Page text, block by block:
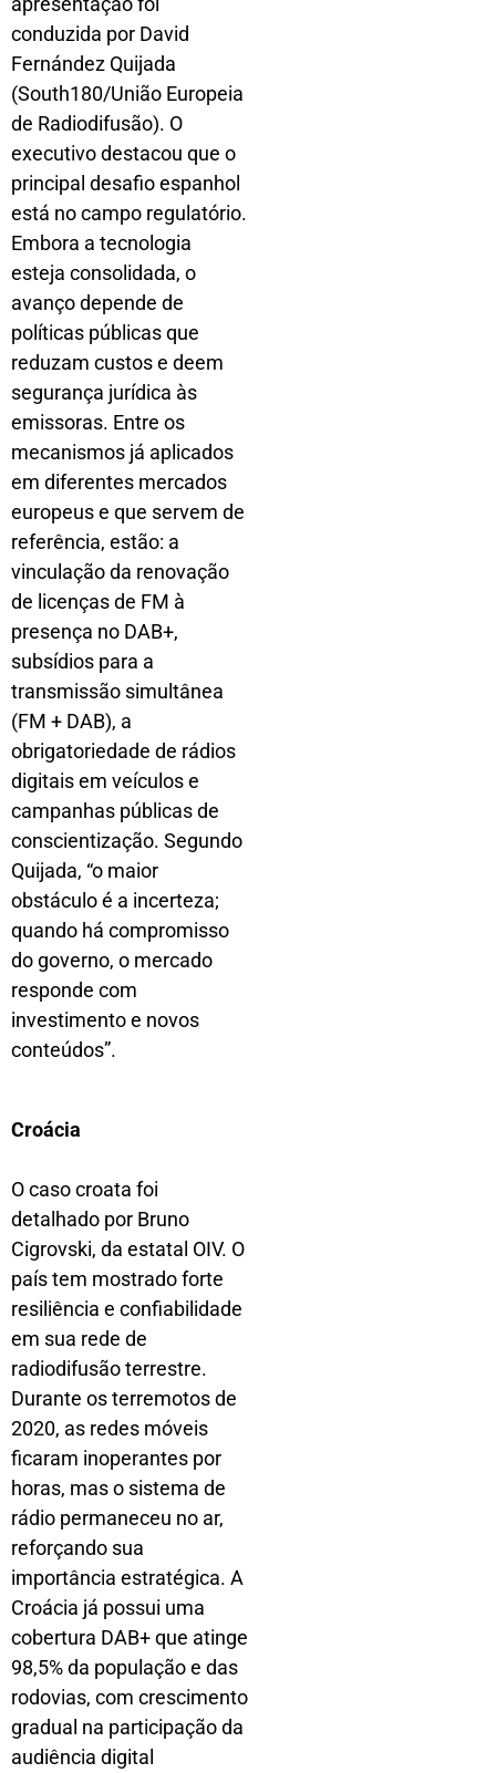
conduzida por David
Fernández Quijada
(South180/União Europeia
de Radiodifusão). O
executivo destacou que o
principal desafio espanhol
está no campo regulatório.
Embora a tecnologia
esteja consolidada, o
avanço depende de
políticas públicas que
reduzam custos e deem
segurança jurídica às
emissoras. Entre os
mecanismos já aplicados
em diferentes mercados
europeus e que servem de
referência, estão: a
vinculação da renovação
de licenças de FM à
presença no DAB+,
subsídios para a
transmissão simultânea
(FM + DAB), a
obrigatoriedade de rádios
digitais em veículos e
campanhas públicas de
conscientização. Segundo
Quijada, “o maior
obstáculo é a incerteza;
quando há compromisso
do governo, o mercado
responde com
investimento e novos
conteúdos”.
Croácia
O caso croata foi
detalhado por Bruno
Cigrovski, da estatal OIV. O
país tem mostrado forte
resiliência e confiabilidade
em sua rede de
radiodifusão terrestre.
Durante os terremotos de
2020, as redes móveis
ficaram inoperantes por
horas, mas o sistema de
rádio permaneceu no ar,
reforçando sua
importância estratégica. A
Croácia já possui uma
cobertura DAB+ que atinge
98,5% da população e das
rodovias, com crescimento
gradual na participação da
audiência digital